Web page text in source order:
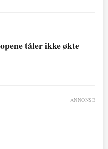
tåler ikke økte
ANNONSE